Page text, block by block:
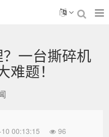
一台撕碎机
难题！
00:13:15 96